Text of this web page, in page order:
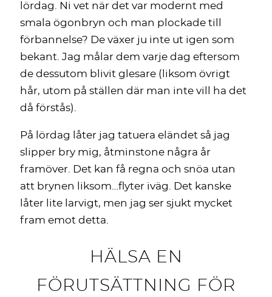
lördag. Ni vet när det var modernt med
smala ögonbryn och man plockade till
förbannelse? De växer ju inte ut igen som
bekant. Jag målar dem varje dag eftersom
de dessutom blivit glesare (liksom övrigt
hår, utom på ställen där man inte vill ha det
då förstås).
På lördag låter jag tatuera eländet så jag
slipper bry mig, åtminstone några år
framöver. Det kan få regna och snöa utan
att brynen liksom…flyter iväg. Det kanske
låter lite larvigt, men jag ser sjukt mycket
fram emot detta.
HÄLSA EN
FÖRUTSÄTTNING FÖR